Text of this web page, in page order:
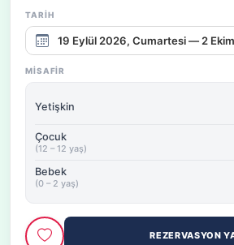
TARIH
Çıkış tarihi aralığı
MISAFIR
Yetişkin
Çocuk
(12 – 12 yaş)
Bebek
(0 – 2 yaş)
REZERVASYON